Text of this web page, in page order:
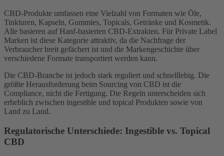
CBD-Produkte umfassen eine Vielzahl von Formaten wie Öle,
Tinkturen, Kapseln, Gummies, Topicals, Getränke und Kosmetik.
Alle basieren auf Hanf-basierten CBD-Extrakten. Für Private Label
Marken ist diese Kategorie attraktiv, da die Nachfrage der
Verbraucher breit gefächert ist und die Markengeschichte über
verschiedene Formate transportiert werden kann.
Die CBD-Branche ist jedoch stark reguliert und schnelllebig. Die
größte Herausforderung beim Sourcing von CBD ist die
Compliance, nicht die Fertigung. Die Regeln unterscheiden sich
erheblich zwischen ingestible und topical Produkten sowie von
Land zu Land.
Regulatorische Unterschiede: Ingestible vs. Topical
CBD